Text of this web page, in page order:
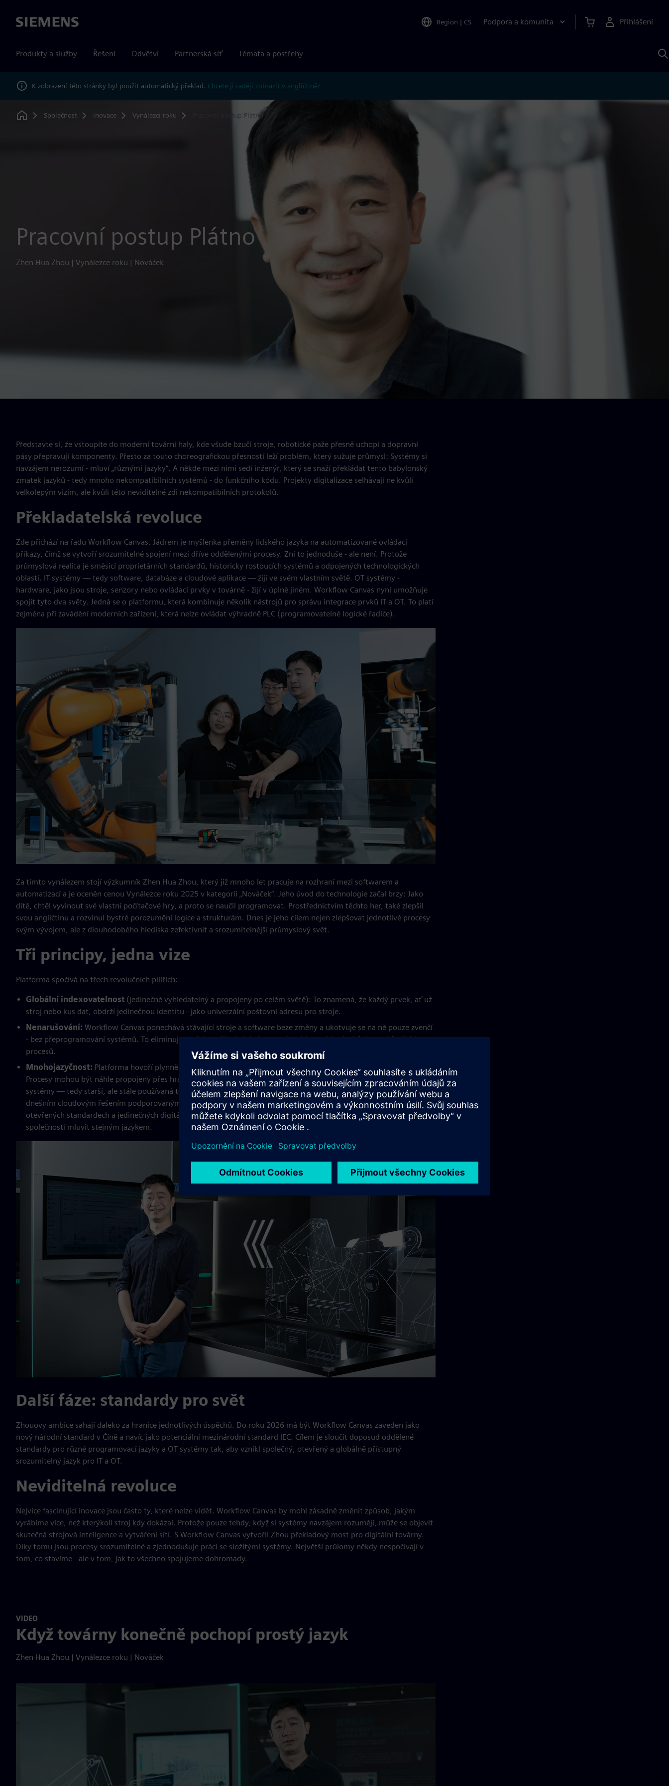
Siemens Region | CS Podpora a komunita Přihlášení
Produkty a služby Řešení Odvětví Partnerská síť Témata a postřehy
K zobrazení této stránky byl použit automatický překlad. Chcete ji raději zobrazit v angličtině?
Home
Společnost inovace Vynálezci roku Pracovní postup Plátno
Pracovní postup Plátno
Zhen Hua Zhou | Vynálezce roku | Nováček
Představte si, že vstoupíte do moderní tovární haly, kde všude bzučí stroje, robotické paže přesně uchopí a dopravní
pásy přepravují komponenty. Přesto za touto choreografickou přesností leží problém, který sužuje průmysl: Systémy si
navzájem nerozumí - mluví „různými jazyky“. A někde mezi nimi sedí inženýr, který se snaží překládat tento babylonský
zmatek jazyků - tedy mnoho nekompatibilních systémů - do funkčního kódu. Projekty digitalizace selhávají ne kvůli
velkolepým vizím, ale kvůli této neviditelné zdi nekompatibilních protokolů.
Překladatelská revoluce
Zde přichází na řadu Workflow Canvas. Jádrem je myšlenka přeměny lidského jazyka na automatizované ovládací
příkazy, čímž se vytvoří srozumitelné spojení mezi dříve oddělenými procesy. Zní to jednoduše - ale není. Protože
průmyslová realita je směsicí proprietárních standardů, historicky rostoucích systémů a odpojených technologických
oblastí. IT systémy — tedy software, databáze a cloudové aplikace — žijí ve svém vlastním světě. OT systémy -
hardware, jako jsou stroje, senzory nebo ovládací prvky v továrně - žijí v úplně jiném. Workflow Canvas nyní umožňuje
spojit tyto dva světy. Jedná se o platformu, která kombinuje několik nástrojů pro správu integrace prvků IT a OT. To platí
zejména při zavádění moderních zařízení, která nelze ovládat výhradně PLC (programovatelné logické řadiče).
Za tímto vynálezem stojí výzkumník Zhen Hua Zhou, který již mnoho let pracuje na rozhraní mezi softwarem a
automatizací a je oceněn cenou Vynálezce roku 2025 v kategorii „Nováček“. Jeho úvod do technologie začal brzy: Jako
dítě, chtěl vyvinout své vlastní počítačové hry, a proto se naučil programovat. Prostřednictvím těchto her, také zlepšil
svou angličtinu a rozvinul bystré porozumění logice a strukturám. Dnes je jeho cílem nejen zlepšovat jednotlivé procesy
svým vývojem, ale z dlouhodobého hlediska zefektivnit a srozumitelnější průmyslový svět.
Tři principy, jedna vize
Platforma spočívá na třech revolučních pilířích:
Globální indexovatelnost (jedinečně vyhledatelný a propojený po celém světě): To znamená, že každý prvek, ať už
stroj nebo kus dat, obdrží jedinečnou identitu - jako univerzální poštovní adresu pro stroje.
Nenarušování: Workflow Canvas ponechává stávající stroje a software beze změny a ukotvuje se na ně pouze zvenčí
- bez přeprogramování systémů. To eliminuje potřebu nákladných úprav nebo riskantních zásahů do probíhajících
procesů.
Mnohojazyčnost: Platforma hovoří plynně IT a OT, překládá mezi databázemi a roboty, mezi cloudem a továrnou.
Procesy mohou být náhle propojeny přes hranice společnosti, hranice výrobců a dokonce i technologické éry. Starší
systémy — tedy starší, ale stále používaná technologie, která je obtížně propojená — nyní mohou komunikovat díky
dnešním cloudovým řešením podporovaným umělou inteligencí. To je možné, protože Workflow Canvas je založen na
otevřených standardech a jedinečných digitálních identifikátorech, což umožňuje strojům a softwaru od různých
společností mluvit stejným jazykem.
Další fáze: standardy pro svět
Zhouovy ambice sahají daleko za hranice jednotlivých úspěchů. Do roku 2026 má být Workflow Canvas zaveden jako
nový národní standard v Číně a navíc jako potenciální mezinárodní standard IEC. Cílem je sloučit doposud oddělené
standardy pro různé programovací jazyky a OT systémy tak, aby vznikl společný, otevřený a globálně přístupný
srozumitelný jazyk pro IT a OT.
Neviditelná revoluce
Nejvíce fascinující inovace jsou často ty, které nelze vidět. Workflow Canvas by mohl zásadně změnit způsob, jakým
vyrábíme více, než kterýkoli stroj kdy dokázal. Protože pouze tehdy, když si systémy navzájem rozumějí, může se objevit
skutečná strojová inteligence a vytváření sítí. S Workflow Canvas vytvořil Zhou překladový most pro digitální továrny.
Díky tomu jsou procesy srozumitelné a zjednodušuje práci se složitými systémy. Největší průlomy někdy nespočívají v
tom, co stavíme - ale v tom, jak to všechno spojujeme dohromady.
VIDEO
Když továrny konečně pochopí prostý jazyk
Zhen Hua Zhou | Vynálezce roku | Nováček